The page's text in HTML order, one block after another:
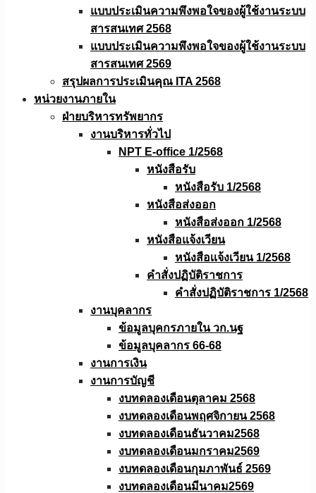
แบบประเมินความพึงพอใจของผู้ใช้งานระบบ
สารสนเทศ 2568
แบบประเมินความพึงพอใจของผู้ใช้งานระบบ
สารสนเทศ 2569
สรุปผลการประเมินคุณ ITA 2568
หน่วยงานภายใน
ฝ่ายบริหารทรัพยากร
งานบริหารทั่วไป
NPT E-office 1/2568
หนังสือรับ
หนังสือรับ 1/2568
หนังสือส่งออก
หนังสือส่งออก 1/2568
หนังสือแจ้งเวียน
หนังสือเเจ้งเวียน 1/2568
คำสั่งปฏิบัติราชการ
คำสั่งปฏิบัติราชการ 1/2568
งานบุคลากร
ข้อมูลบุคกรภายใน วก.นฐ
ข้อมูลบุคลากร 66-68
งานการเงิน
งานการบัญชี
งบทดลองเดือนตุลาคม 2568
งบทดลองเดือนพฤศจิกายน 2568
งบทดลองเดือนธันวาคม2568
งบทดลองเดือนมกราคม2569
งบทดลองเดือนกุมภาพันธ์ 2569
งบทดลองเดือนมีนาคม2569